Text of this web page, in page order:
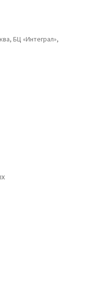
БЦ «Интеграл»,